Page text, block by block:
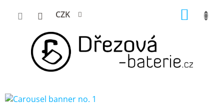
CZK